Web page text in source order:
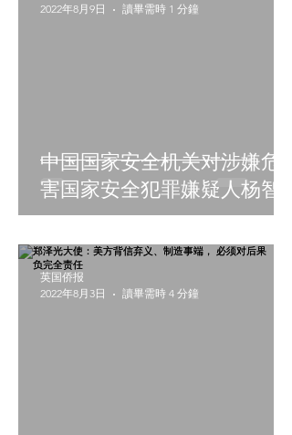
发展
中国国家安全机关对涉嫌危
害国家安全犯罪嫌疑人杨智
渊实施刑事拘传审查
2022年8月9日
讀畢需時 1 分鐘
英国侨报
2022年8月3日
讀畢需時 4 分鐘